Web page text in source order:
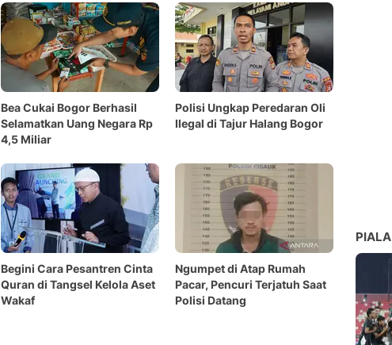
Bea Cukai Bogor Berhasil
Selamatkan Uang Negara Rp
4,5 Miliar
Polisi Ungkap Peredaran Oli
Ilegal di Tajur Halang Bogor
Begini Cara Pesantren Cinta
Quran di Tangsel Kelola Aset
Wakaf
Ngumpet di Atap Rumah
Pacar, Pencuri Terjatuh Saat
Polisi Datang